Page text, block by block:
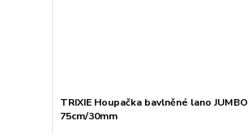
TRIXIE Houpačka bavlněné lano JUMBO
75cm/30mm